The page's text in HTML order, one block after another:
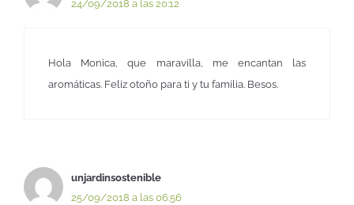
24/09/2018 a las 20:12
Hola Monica, que maravilla, me encantan las
aromáticas. Feliz otoño para ti y tu familia. Besos.
unjardinsostenible
25/09/2018 a las 06:56